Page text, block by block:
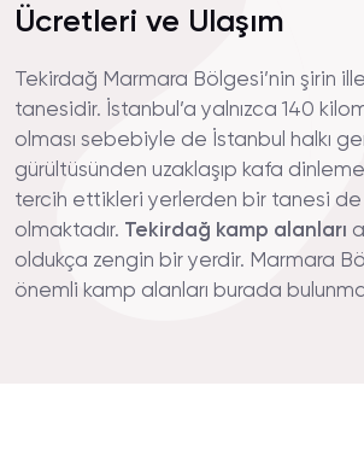
Ücretleri ve Ulaşım
Tekirdağ Marmara Bölgesi’nin şirin
tanesidir. İstanbul’a yalnızca 140
olması sebebiyle de İstanbul halkı
gürültüsünden uzaklaşıp kafa
tercih ettikleri yerlerden bir tanesi
olmaktadır. Tekirdağ kamp alanları
oldukça zengin bir yerdir. Marmara
önemli kamp alanları burada